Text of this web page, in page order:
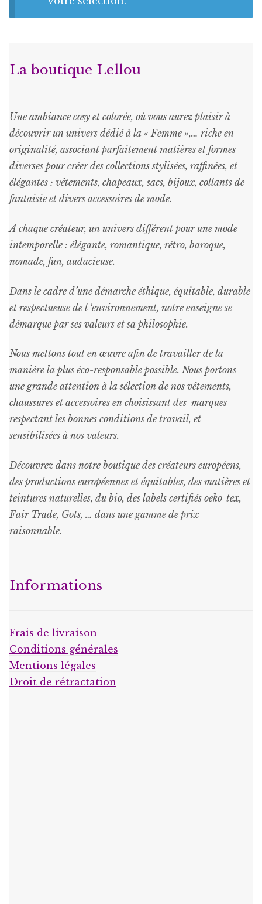
Manteaux
Pulls
Robes
Tops
Tuniques
Vestes
Chaussures
Ouvrir
le
Accessoires
enfant
Bonnes Affaires
Bon Cadeau
La boutique Lellou
Une ambiance cosy et colorée, où vous aurez plaisir à
découvrir un univers dédié à la « Femme »,… riche en
originalité, associant parfaitement matières et formes
diverses pour créer des collections stylisées, raffinées, et
élégantes : vêtements, chapeaux, sacs, bijoux, collants de
fantaisie et divers accessoires de mode.
A chaque créateur, un univers différent pour une mode
intemporelle : élégante, romantique, rétro, baroque,
nomade, fun, audacieuse.
Dans le cadre d’une démarche éthique, équitable, durable
et respectueuse de l ‘environnement, notre enseigne se
démarque par ses valeurs et sa philosophie.
Nous mettons tout en œuvre afin de travailler de la
manière la plus éco-responsable possible. Nous portons
une grande attention à la sélection de nos vêtements,
chaussures et accessoires en choisissant des marques
respectant les bonnes conditions de travail, et
sensibilisées à nos valeurs.
Découvrez dans notre boutique des créateurs européens,
des productions européennes et équitables, des matières et
teintures naturelles, du bio, des labels certifiés oeko-tex,
Fair Trade, Gots, … dans une gamme de prix
raisonnable.
Informations
Frais de livraison
Conditions générales
Mentions légales
Droit de rétractation